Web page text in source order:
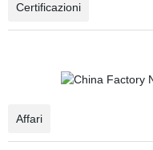
Certificazioni
Affari